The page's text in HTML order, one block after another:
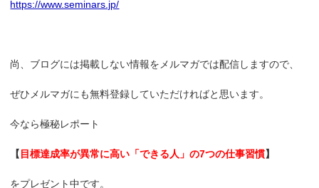
https://www.seminars.jp/
尚、ブログには掲載しない情報をメルマガでは配信しますので、
ぜひメルマガにも無料登録していただければと思います。
今なら極秘レポート
【 目標達成率が異常に高い「できる人」の7つの仕事習慣】
をプレゼント中です。